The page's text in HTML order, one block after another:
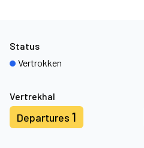
Vertrekhal
Departures 1
Status
Vertrokken